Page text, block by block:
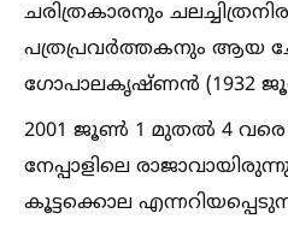
ചരിത്രകാരനും
പത്രപ്രവർത്തകനും ആയ
ഗോപാലകൃഷ്ണൻ (1932
2001 ജൂണ്‍ 1 മുതല്‍ 4 വരെ
നേപ്പാളിലെ
കൂട്ടക്കൊല